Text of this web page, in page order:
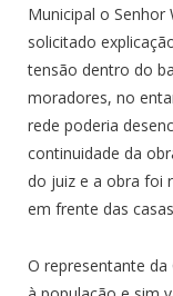
Municipal o Senhor
solicitado
tensão dentro do
moradores, no
rede poderia
continuidade da
do juiz e a obra foi
em frente das
O representante da